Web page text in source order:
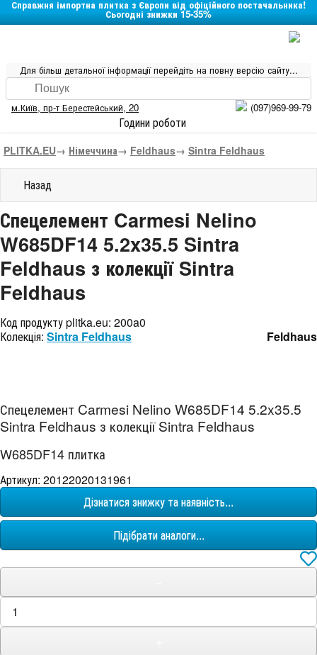
Справжня імпортна плитка з Європи від офіційного постачальника!
Сьогодні знижки 15-35%
Для більш детальної інформації перейдіть на повну версію сайту...
м.Київ, пр-т Берестейський, 20 (097)969-99-79
Години роботи
PLITKA.EU→ Німеччина→ Feldhaus→ Sintra Feldhaus
Назад
Спецелемент Carmesi Nelino
W685DF14 5.2x35.5 Sintra
Feldhaus з колекції Sintra
Feldhaus
Код продукту plitka.eu: 200a0
Колекція: Sintra Feldhaus Feldhaus
Спецелемент Carmesi Nelino W685DF14 5.2x35.5
Sintra Feldhaus з колекції Sintra Feldhaus
W685DF14 плитка
Артикул: 20122020131961
Дізнатися знижку та наявність...
Підібрати аналоги...